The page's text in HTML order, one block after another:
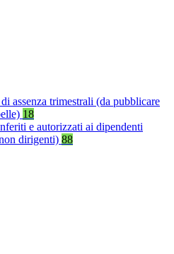
assenza trimestrali (da pubblicare
18
e autorizzati ai dipendenti
dirigenti) 88